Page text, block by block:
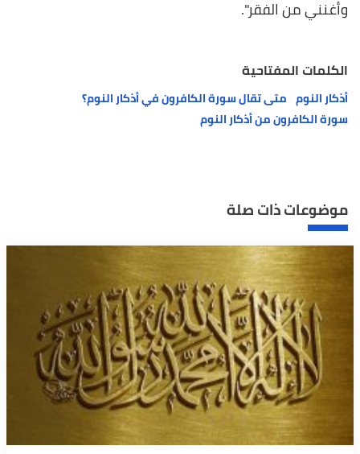
وأغنني من الفقر".
الكلمات المفتاحية
أذكار النوم متى تقال سورة الكافرون في أذكار النوم؟
سورة الكافرون من أذكار النوم
موضوعات ذات صلة